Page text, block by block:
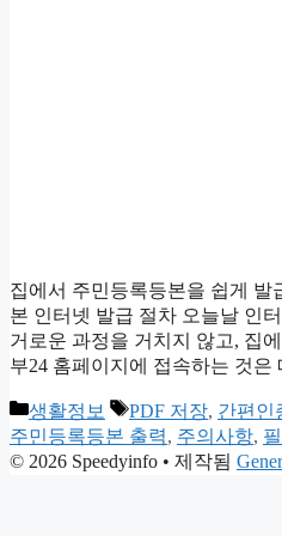
집에서 주민등록등본을 쉽게
본 인터넷 발급 절차 오늘날 인
거로운 과정을 거치지 않고, 집
부24 홈페이지에 접속하는 것
카
테
고
생활정보
태
그
PDF 저장, 간편인
주민등록등본 출력, 주의사항,
© 2026 Speedyinfo • 제작됨